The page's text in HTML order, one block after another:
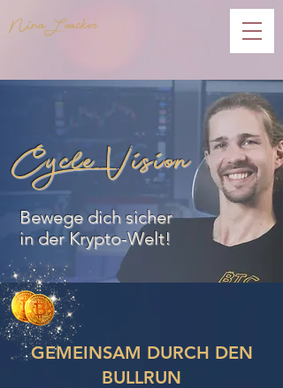
Nina Loacker
Cycle Vision
Bewege dich sicher
in der Krypto-Welt!
GEMEINSAM DURCH DEN
BULLRUN